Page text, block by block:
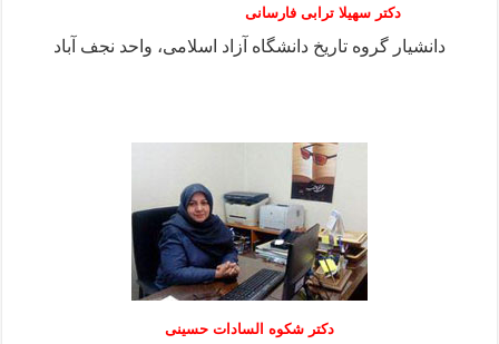
دکتر سهیلا ترابی فارسانی
دانشیار گروه تاریخ دانشگاه آزاد اسلامی، واحد نجف آباد
دكتر شكوه السادات حسينی